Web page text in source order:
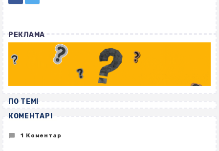
РЕКЛАМА
ПО ТЕМІ
КОМЕНТАРІ
1 Коментар